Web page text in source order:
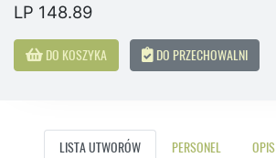
LP 148.89
DO KOSZYKA DO PRZECHOWALNI
LISTA UTWORÓW PERSONEL OPIS